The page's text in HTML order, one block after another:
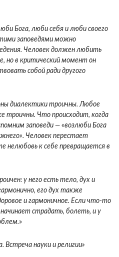
Бога, люби себя и люби своего
заповедями можно
Человек должен любить
но в критический момент он
собой ради другого
диалектики троичны. Любое
троичны. Что происходит, когда
заповеди — «возлюби Бога
Человек перестает
нелюбовь к себе превращается в
у него есть тело, дух и
его дух также
и гармоничное. Если что-то
страдать, болеть, и у
»
Встреча науки и религии»